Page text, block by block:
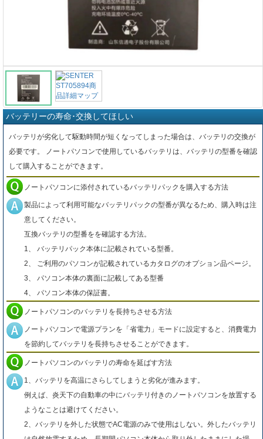
バッテリーの寿命･交換してほしい
バッテリが劣化して駆動時間が短くなってしまった場合は、バッテリの交換が
必要です。 ノートパソコンで使用しているバッテリは、バッテリの型番を確認
して購入することができます。
ノートパソコンに添付されているバッテリパックを購入する方法
製品によって利用可能なバッテリパックの型番が異なるため、購入時は注
意してください。
互換バッテリの型番をを確認する方法。
1、 バッテリパック本体に記載されている型番。
2、 ご利用のパソコンが記載されているカタログのオプション品ページ。
3、 パソコン本体の裏面に記載してある型番
4、 パソコン本体の保証書。
ノートパソコンのバッテリを長持ちさせる方法
ノートパソコンで電源プランを「省電力」モードに設定すると、消費電力
を節約してバッテリを長持ちさせることができます。
ノートパソコンのバッテリの寿命を延ばす方法
1、バッテリを高温にさらしてしまうと劣化が進みます。
例えば、炎天下の自動車の中にバッテリ付きのノートパソコンを放置する
ようなことは避けてください。
2、バッテリを外した状態でAC電源のみで使用はしない。外したバッテリ